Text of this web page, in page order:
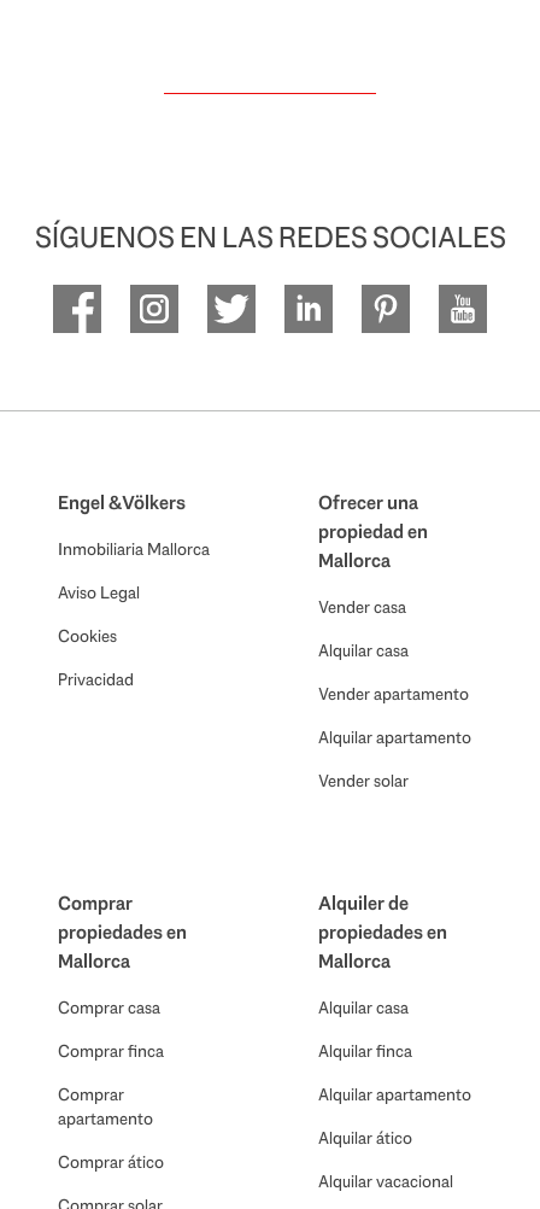
SÍGUENOS EN LAS REDES SOCIALES
Engel & Völkers
Inmobiliaria Mallorca
Aviso Legal
Cookies
Privacidad
Ofrecer una
propiedad en
Mallorca
Vender casa
Alquilar casa
Vender apartamento
Alquilar apartamento
Vender solar
Comprar
propiedades en
Mallorca
Comprar casa
Comprar finca
Comprar
apartamento
Comprar ático
Alquiler de
propiedades en
Mallorca
Alquilar casa
Alquilar finca
Alquilar apartamento
Alquilar ático
Alquilar vacacional